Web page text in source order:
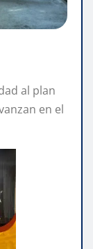
al plan
en el